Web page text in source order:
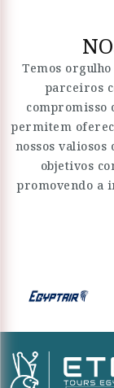
Temos
parceiros
compromisso
permitem
nossos valiosos
objetivos
promovendo a